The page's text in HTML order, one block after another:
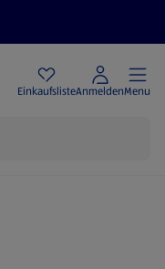
EinkaufslisteAnmeldenMenu